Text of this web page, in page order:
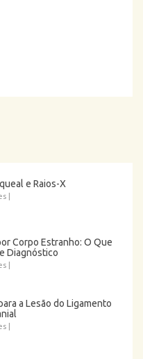
e Raios-X
Corpo Estranho: O Que
Diagnóstico
a Lesão do Ligamento